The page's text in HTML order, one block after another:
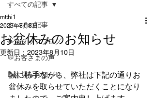
すべての記事
🌟スタッフブログ
💬お客さまの声
📝大切なお知らせ
すべての記事
お盆休みのお知らせ
mtthi1
2023年8月8日
更新日： 2023年8月10日
誠に勝手ながら、弊社は下記の通りお
盆休みを取らせていただくことになり